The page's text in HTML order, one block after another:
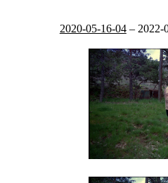
2020-05-16-04– 2022-